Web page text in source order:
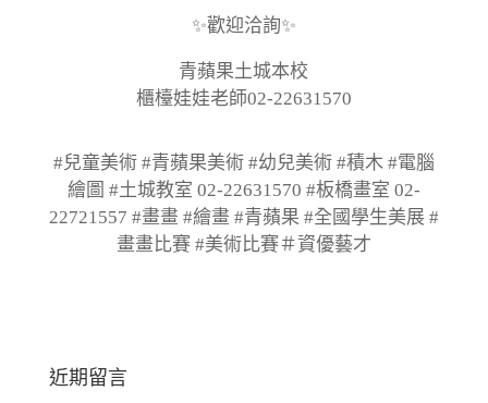
✨歡迎洽詢✨
青蘋果土城本校
櫃檯娃娃老師02-22631570
#兒童美術 #青蘋果美術 #幼兒美術 #積木 #電腦
繪圖 #土城教室 02-22631570 #板橋畫室 02-
22721557 #畫畫 #繪畫 #青蘋果 #全國學生美展 #
畫畫比賽 #美術比賽＃資優藝才
近期留言